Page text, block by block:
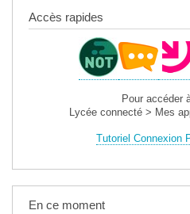
Accès rapides
Pour accéder
Lycée connecté > Mes
Tutoriel Connexion
En ce moment